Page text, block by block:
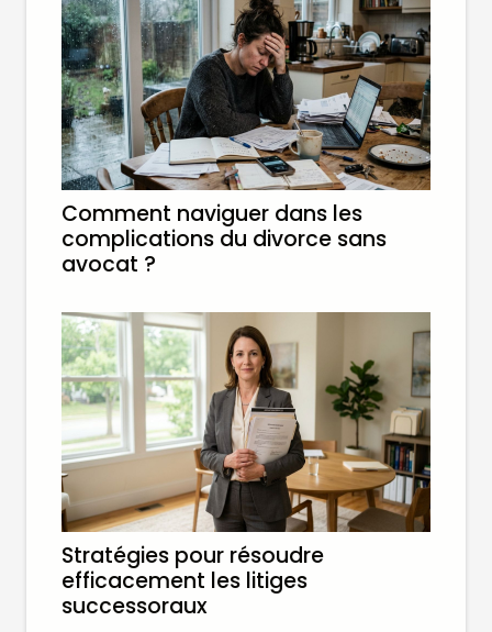
Comment naviguer dans les
complications du divorce sans
avocat ?
Stratégies pour résoudre
efficacement les litiges
successoraux